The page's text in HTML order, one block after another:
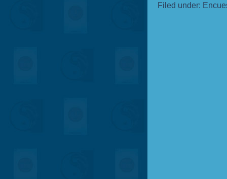
Filed under: